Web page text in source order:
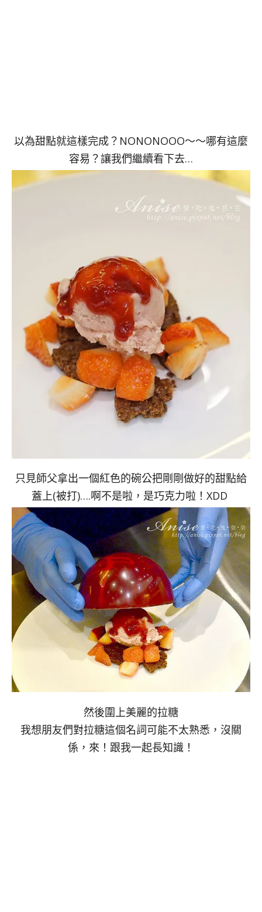
以為甜點就這樣完成？NONONOOO～～哪有這麼
容易？讓我們繼續看下去…
只見師父拿出一個紅色的碗公把剛剛做好的甜點給
蓋上(被打)….啊不是啦，是巧克力啦！XDD
然後圍上美麗的拉糖
我想朋友們對拉糖這個名詞可能不太熟悉，沒關
係，來！跟我一起長知識！